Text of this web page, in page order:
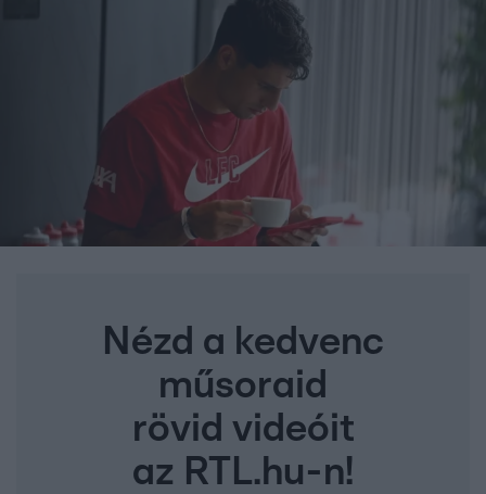
Nézd a kedvenc
műsoraid
rövid videóit
az RTL.hu-n!